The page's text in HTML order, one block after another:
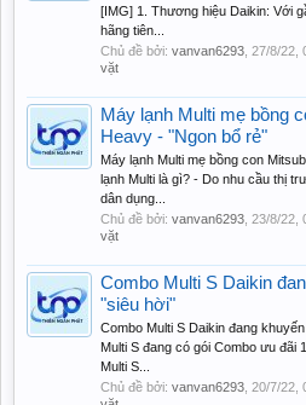
[IMG] 1. Thương hiệu Daikin: Với
hãng tiên...
Chủ đề bởi: vanvan6293 27/8/22
vặt
Máy lạnh Multi mẹ bồng
Heavy - "Ngon bổ rẻ"
Máy lạnh Multi mẹ bồng con
lạnh Multi là gì? - Do nhu cầu thị
dân dụng...
Chủ đề bởi: vanvan6293 23/8/22
vặt
Combo Multi S Daikin
"siêu hời"
Combo Multi S Daikin đang
Multi S đang có gói Combo ưu đãi
Multi S...
Chủ đề bởi: vanvan6293 20/7/22